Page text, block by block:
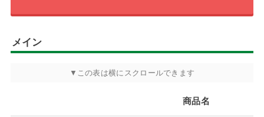
メイン
商品名